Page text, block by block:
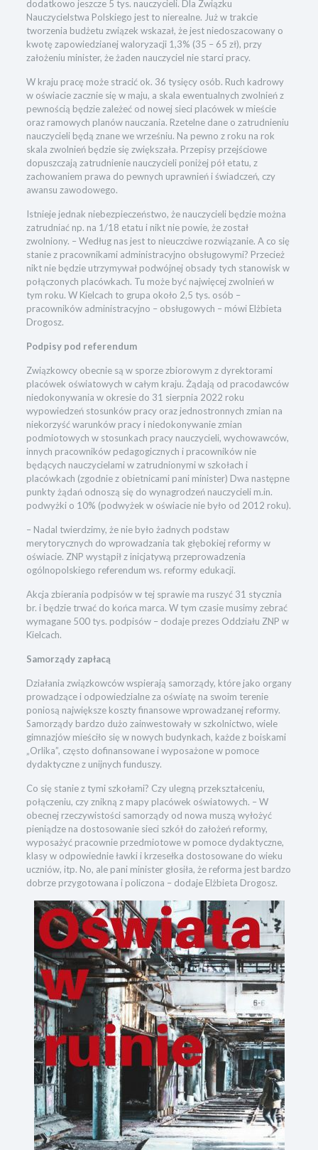
dodatkowo jeszcze 5 tys. nauczycieli. Dla Związku
Nauczycielstwa Polskiego jest to nierealne. Już w trakcie
tworzenia budżetu związek wskazał, że jest niedoszacowany o
kwotę zapowiedzianej waloryzacji 1,3% (35 – 65 zł), przy
założeniu minister, że żaden nauczyciel nie starci pracy.
W kraju pracę może stracić ok. 36 tysięcy osób. Ruch kadrowy
w oświacie zacznie się w maju, a skala ewentualnych zwolnień z
pewnością będzie zależeć od nowej sieci placówek w mieście
oraz ramowych planów nauczania. Rzetelne dane o zatrudnieniu
nauczycieli będą znane we wrześniu. Na pewno z roku na rok
skala zwolnień będzie się zwiększała. Przepisy przejściowe
dopuszczają zatrudnienie nauczycieli poniżej pół etatu, z
zachowaniem prawa do pewnych uprawnień i świadczeń, czy
awansu zawodowego.
Istnieje jednak niebezpieczeństwo, że nauczycieli będzie można
zatrudniać np. na 1/18 etatu i nikt nie powie, że został
zwolniony. – Według nas jest to nieuczciwe rozwiązanie. A co się
stanie z pracownikami administracyjno obsługowymi? Przecież
nikt nie będzie utrzymywał podwójnej obsady tych stanowisk w
połączonych placówkach. Tu może być najwięcej zwolnień w
tym roku. W Kielcach to grupa około 2,5 tys. osób –
pracowników administracyjno – obsługowych – mówi Elżbieta
Drogosz.
Podpisy pod referendum
Związkowcy obecnie są w sporze zbiorowym z dyrektorami
placówek oświatowych w całym kraju. Żądają od pracodawców
niedokonywania w okresie do 31 sierpnia 2022 roku
wypowiedzeń stosunków pracy oraz jednostronnych zmian na
niekorzyść warunków pracy i niedokonywanie zmian
podmiotowych w stosunkach pracy nauczycieli, wychowawców,
innych pracowników pedagogicznych i pracowników nie
będących nauczycielami w zatrudnionymi w szkołach i
placówkach (zgodnie z obietnicami pani minister) Dwa następne
punkty żądań odnoszą się do wynagrodzeń nauczycieli m.in.
podwyżki o 10% (podwyżek w oświacie nie było od 2012 roku).
– Nadal twierdzimy, że nie było żadnych podstaw
merytorycznych do wprowadzania tak głębokiej reformy w
oświacie. ZNP wystąpił z inicjatywą przeprowadzenia
ogólnopolskiego referendum ws. reformy edukacji.
Akcja zbierania podpisów w tej sprawie ma ruszyć 31 stycznia
br. i będzie trwać do końca marca. W tym czasie musimy zebrać
wymagane 500 tys. podpisów – dodaje prezes Oddziału ZNP w
Kielcach.
Samorządy zapłacą
Działania związkowców wspierają samorządy, które jako organy
prowadzące i odpowiedzialne za oświatę na swoim terenie
poniosą największe koszty finansowe wprowadzanej reformy.
Samorządy bardzo dużo zainwestowały w szkolnictwo, wiele
gimnazjów mieściło się w nowych budynkach, każde z boiskami
„Orlika”, często dofinansowane i wyposażone w pomoce
dydaktyczne z unijnych funduszy.
Co się stanie z tymi szkołami? Czy ulegną przekształceniu,
połączeniu, czy znikną z mapy placówek oświatowych. – W
obecnej rzeczywistości samorządy od nowa muszą wyłożyć
pieniądze na dostosowanie sieci szkół do założeń reformy,
wyposażyć pracownie przedmiotowe w pomoce dydaktyczne,
klasy w odpowiednie ławki i krzesełka dostosowane do wieku
uczniów, itp. No, ale pani minister głosiła, że reforma jest bardzo
dobrze przygotowana i policzona – dodaje Elżbieta Drogosz.